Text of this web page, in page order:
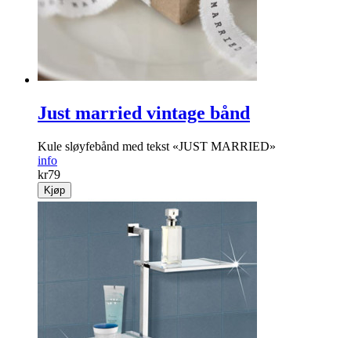
Just married vintage bånd
Kule sløyfebånd med tekst «JUST MARRIED»
info
kr79
Kjøp